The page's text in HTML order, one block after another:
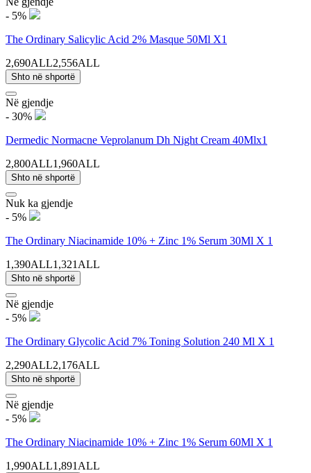
- 5%
The Ordinary Salicylic Acid 2% Masque 50Ml X1
2,690ALL2,556ALL
Shto në shportë
Në gjendje
- 30%
Dermedic Normacne Veprolanum Dh Night Cream 40Mlx1
2,800ALL1,960ALL
Shto në shportë
Nuk ka gjendje
- 5%
The Ordinary Niacinamide 10% + Zinc 1% Serum 30Ml X 1
1,390ALL1,321ALL
Shto në shportë
Në gjendje
- 5%
The Ordinary Glycolic Acid 7% Toning Solution 240 Ml X 1
2,290ALL2,176ALL
Shto në shportë
Në gjendje
- 5%
The Ordinary Niacinamide 10% + Zinc 1% Serum 60Ml X 1
1,990ALL1,891ALL